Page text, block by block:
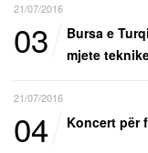
21/07/2016
03
Bursa e
mjete
21/07/2016
04 Koncert për